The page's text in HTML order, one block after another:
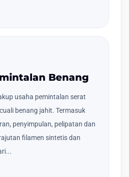
Benang
usaha pemintalan serat
benang jahit. Termasuk
penyimpulan, pelipatan dan
filamen sintetis dan